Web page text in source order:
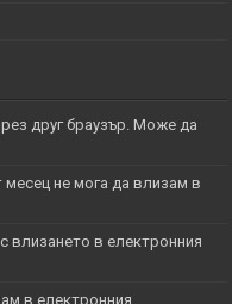
друг браузър. Може да
не мога да влизам в
влизането в електронния
в електронния